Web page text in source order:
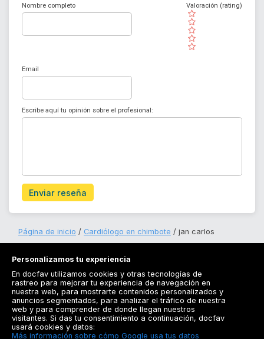
Nombre completo
( )
( )
( )
( )
( )
Valoración (rating)
Email
Escribe aquí tu opinión sobre el profesional:
Enviar reseña
Página de inicio Cardiólogo en chimbote jan carlos
Registrarse
Docfav
Personalizamos tu experiencia
En docfav utilizamos cookies y otras tecnologías de
rastreo para mejorar tu experiencia de navegación en
nuestra web, para mostrarte contenidos personalizados y
anuncios segmentados, para analizar el tráfico de nuestra
web y para comprender de donde llegan nuestros
visitantes. Si das tu consentimiento a continuación, docfav
usará cookies y datos:
Más información sobre cómo Google usa tus datos